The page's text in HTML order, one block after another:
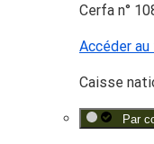
Cerfa n°
Accéder
Caisse
Par